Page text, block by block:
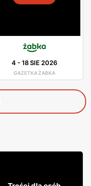
4 -18 SIE 2026
GAZETKA ŻABKA